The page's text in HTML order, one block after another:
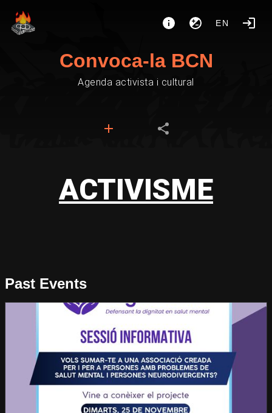
EN
Convoca-la BCN
Agenda activista i cultural
ACTIVISME
Past Events